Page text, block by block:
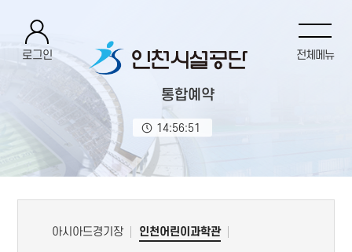
통합예약
14:56:52
전체메뉴
로그인
아시아드경기장 인천어린이과학관